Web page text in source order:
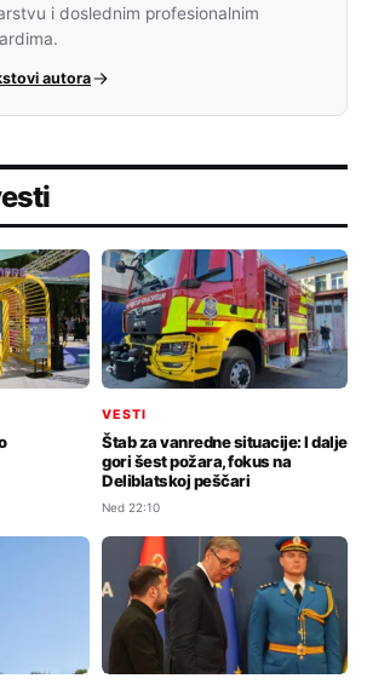
i doslednim profesionalnim
autora
VESTI
Štab za vanredne situacije: I dalje
gori šest požara, fokus na
Deliblatskoj peščari
Ned 22:10